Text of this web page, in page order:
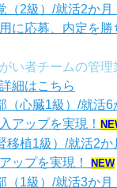
（2級）/就活2か
に応募、内定を勝
い者チームの管理
詳細はこちら
（心臓1級）/就活
アップを実現！
移植1級）/就活2
ップを実現！ NEW
（1級）/就活3か